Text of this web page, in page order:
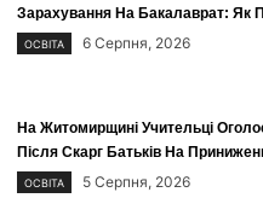
Зарахування На Бакалаврат: Як
ОСВІТА 6 Серпня, 2026
На Житомирщині Учительці
Після Скарг Батьків На
ОСВІТА 5 Серпня, 2026